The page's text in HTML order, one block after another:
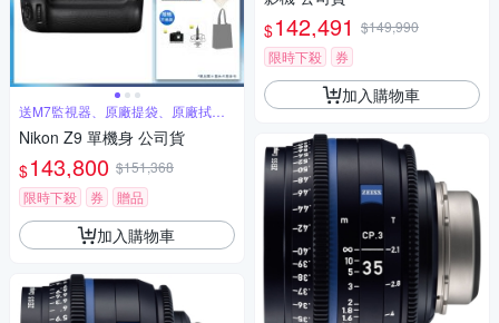
送M7監視器、原廠提袋、原廠拭鏡
布
Nikon Z9 單機身 公司貨
$143,800 $151,368
限時下殺
券 贈品
加入購物車
$142,491 $149,990
限時下殺
券
加入購物車